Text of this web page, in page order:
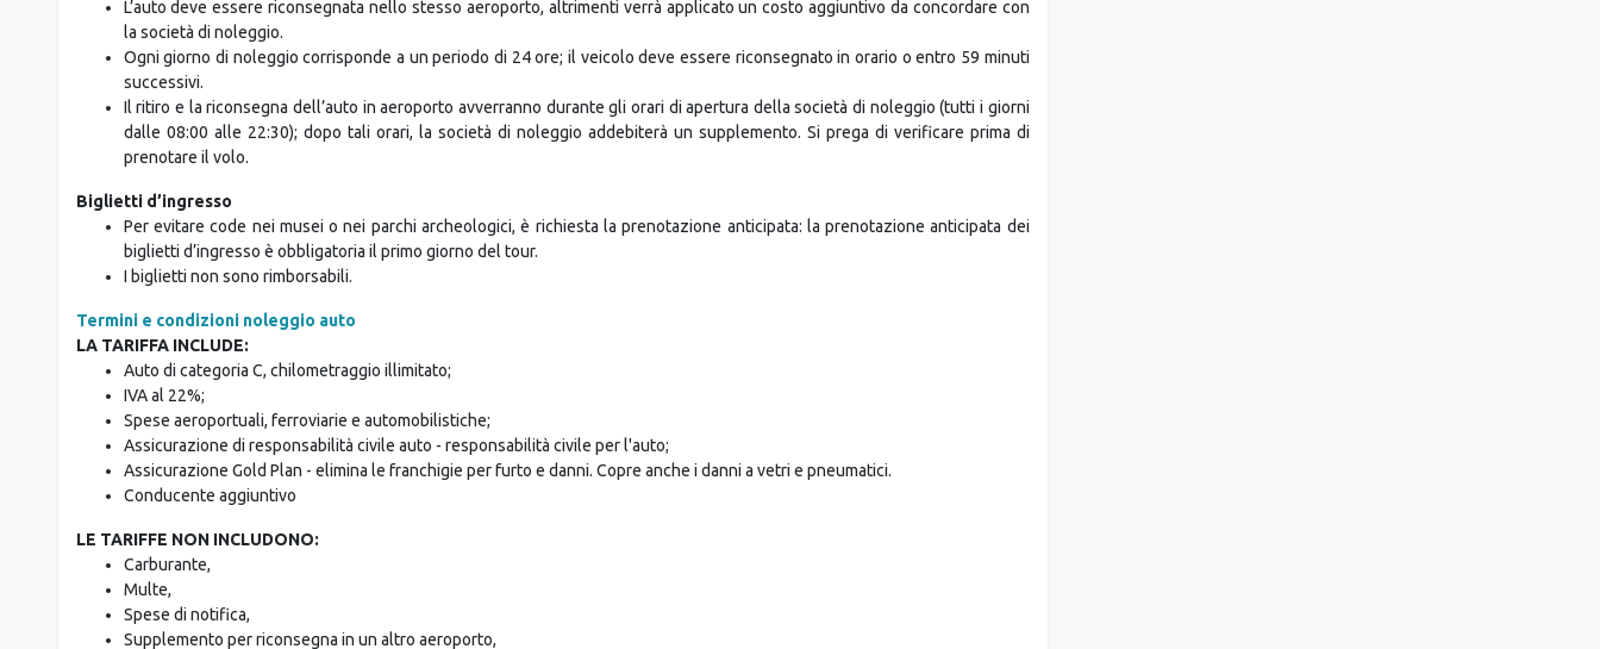
L’auto deve essere riconsegnata nello stesso aeroporto, altrimenti verrà applicato un costo aggiuntivo da concordare con
la società di noleggio.
Ogni giorno di noleggio corrisponde a un periodo di 24 ore; il veicolo deve essere riconsegnato in orario o entro 59 minuti
successivi.
Il ritiro e la riconsegna dell’auto in aeroporto avverranno durante gli orari di apertura della società di noleggio (tutti i giorni
dalle 08:00 alle 22:30); dopo tali orari, la società di noleggio addebiterà un supplemento. Si prega di verificare prima di
prenotare il volo.
Biglietti d’ingresso
Per evitare code nei musei o nei parchi archeologici, è richiesta la prenotazione anticipata: la prenotazione anticipata dei
biglietti d’ingresso è obbligatoria il primo giorno del tour.
I biglietti non sono rimborsabili.
Termini e condizioni noleggio auto
LA TARIFFA INCLUDE:
Auto di categoria C, chilometraggio illimitato;
IVA al 22%;
Spese aeroportuali, ferroviarie e automobilistiche;
Assicurazione di responsabilità civile auto - responsabilità civile per l'auto;
Assicurazione Gold Plan - elimina le franchigie per furto e danni. Copre anche i danni a vetri e pneumatici.
Conducente aggiuntivo
LE TARIFFE NON INCLUDONO:
Carburante,
Multe,
Spese di notifica,
Supplemento per riconsegna in un altro aeroporto,